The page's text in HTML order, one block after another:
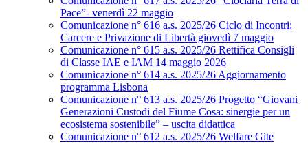
Pace”- venerdì 22 maggio
Comunicazione n° 616 a.s. 2025/26 Ciclo di Incontri:
Carcere e Privazione di Libertà giovedì 7 maggio
Comunicazione n° 615 a.s. 2025/26 Rettifica Consigli
di Classe IAE e IAM 14 maggio 2026
Comunicazione n° 614 a.s. 2025/26 Aggiornamento
programma Lisbona
Comunicazione n° 613 a.s. 2025/26 Progetto “Giovani
Generazioni Custodi del Fiume Cosa: sinergie per un
ecosistema sostenibile” – uscita didattica
Comunicazione n° 612 a.s. 2025/26 Welfare Gite